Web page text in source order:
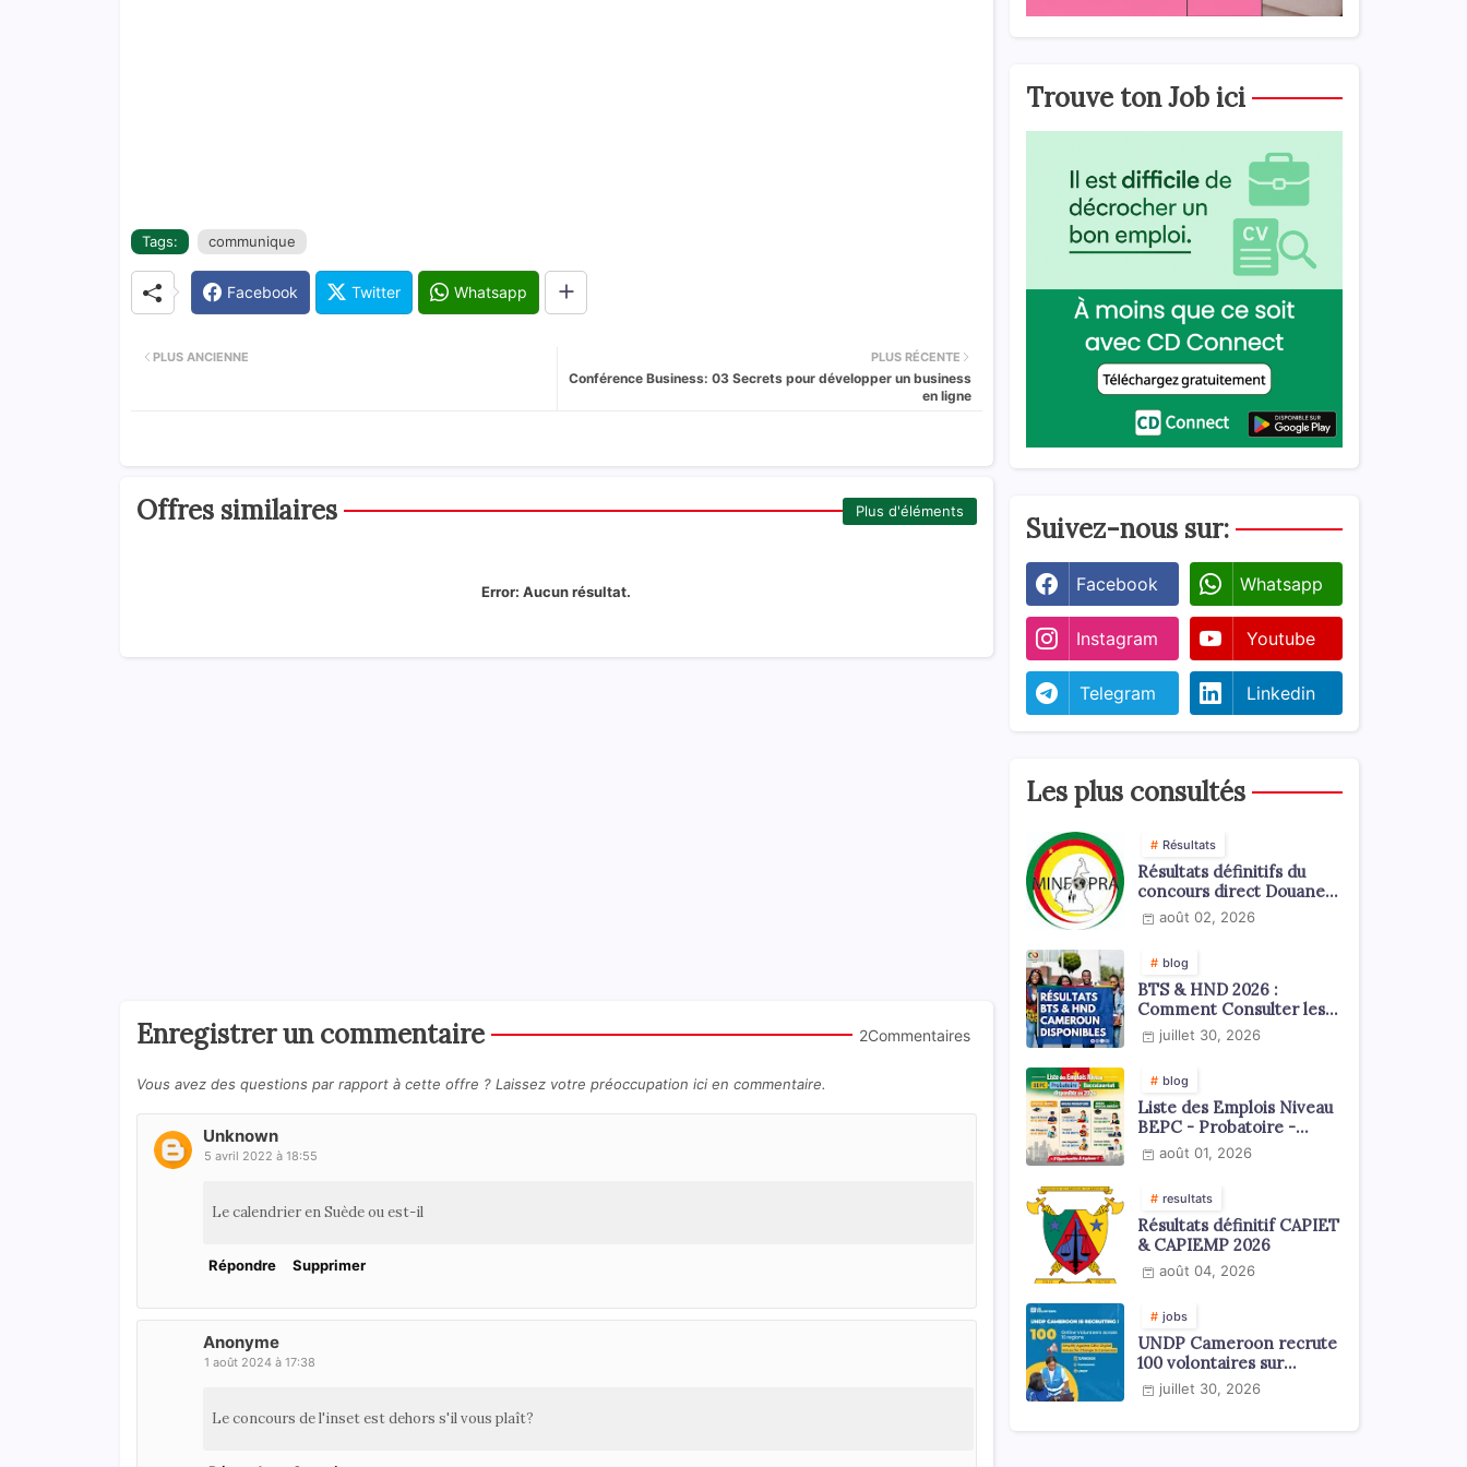
Tags: communique
Facebook Twitter Whatsapp
PLUS RÉCENTE
Conférence Business: 03 Secrets pour développer un business
en ligne
PLUS ANCIENNE
Offres similaires Plus d'éléments
Error: Aucun résultat.
Enregistrer un commentaire 2Commentaires
Vous avez des questions par rapport à cette offre ? Laissez votre préoccupation ici en commentaire.
Unknown
5 avril 2022 à 18:55
Le calendrier en Suède ou est-il
Répondre Supprimer
Anonyme
1 août 2024 à 17:38
Le concours de l'inset est dehors s'il vous plaît?
Trouve ton Job ici
Suivez-nous sur:
Facebook Whatsapp
Instagram Youtube
Telegram Linkedin
Les plus consultés
Résultats
Résultats définitifs du
concours direct Douanes
2026août 02, 2026
blog
BTS & HND 2026 :
Comment Consulter les
Résultats ?
juillet 30, 2026
blog
Liste des Emplois Niveau
BEPC - Probatoire -
Baccalauréat dispoblible
en 2026
août 01, 2026
resultats
Résultats définitif CAPIET
& CAPIEMP 2026
août 04, 2026
jobs
UNDP Cameroon recrute
100 volontaires sur
l'échelle du territoire
national
juillet 30, 2026